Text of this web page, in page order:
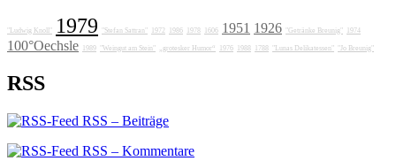
"Ludwig Knoll" 1979 "Stefan Sattran" 1972 1986 1978 1606 1951 1926 "Getränke Breunig" 1974
100°Oechsle 1989 "Weingut am Stein" „grotesker Humor“ 1976 1988 1788 "Lunas Delikatessen" "Jo Breunig"
RSS
RSS – Beiträge
RSS – Kommentare